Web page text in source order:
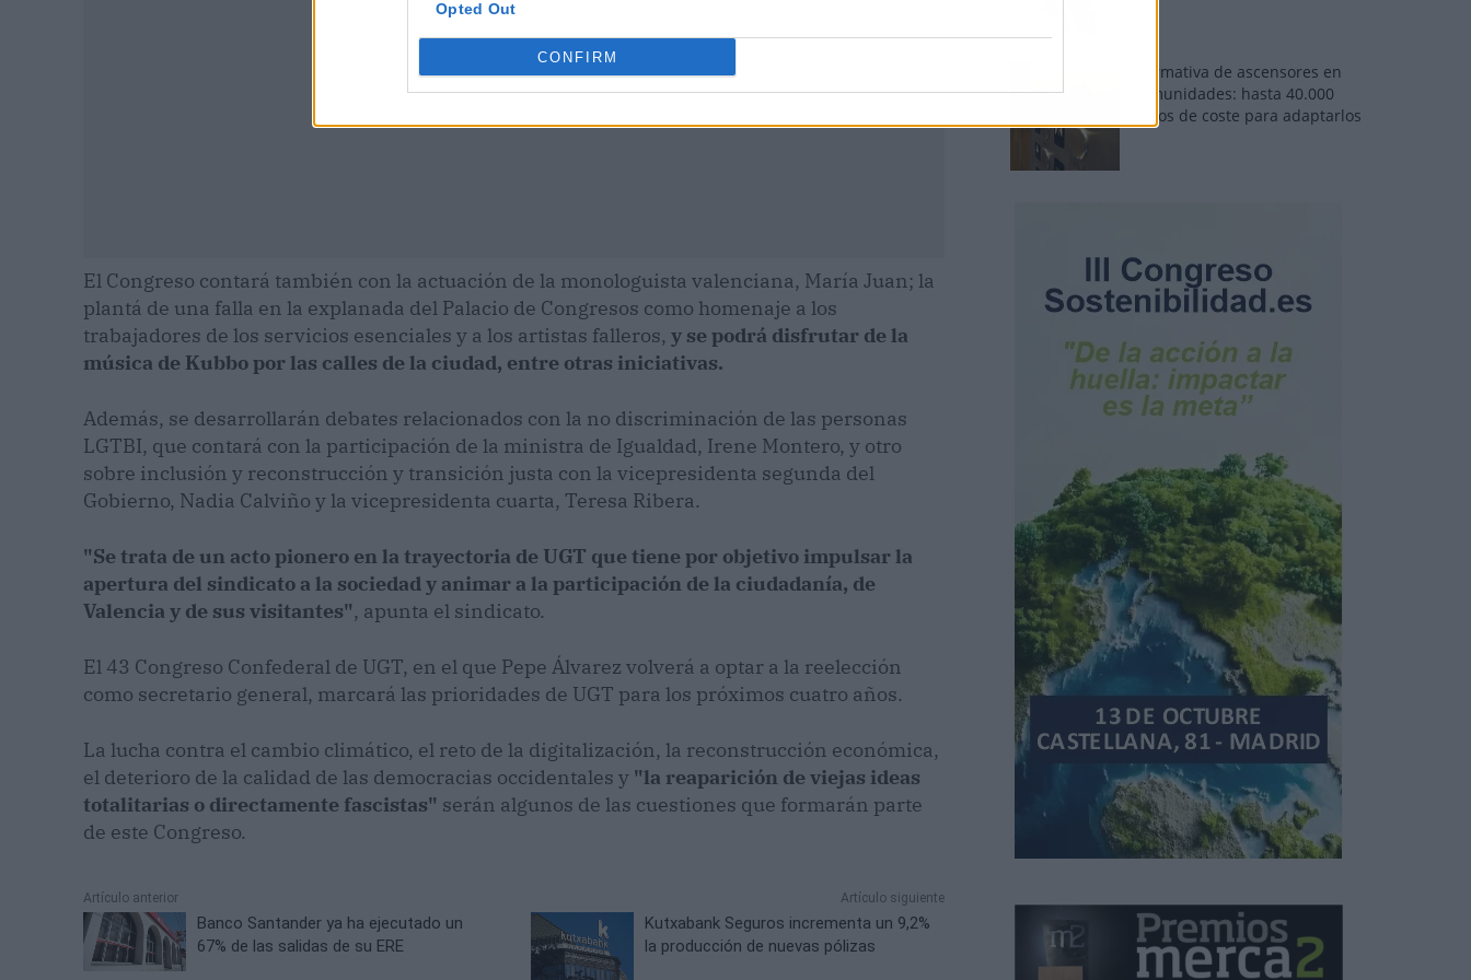
Opted Out
CONFIRM
El Congreso contará también con la actuación de la monologuista valenciana, María Juan; la
plantá de una falla en la explanada del Palacio de Congresos como homenaje a los
trabajadores de los servicios esenciales y a los artistas falleros, y se podrá disfrutar de la
música de Kubbo por las calles de la ciudad, entre otras iniciativas.
Además, se desarrollarán debates relacionados con la no discriminación de las personas
LGTBI, que contará con la participación de la ministra de Igualdad, Irene Montero, y otro
sobre inclusión y reconstrucción y transición justa con la vicepresidenta segunda del
Gobierno, Nadia Calviño y la vicepresidenta cuarta, Teresa Ribera.
"Se trata de un acto pionero en la trayectoria de UGT que tiene por objetivo impulsar la
apertura del sindicato a la sociedad y animar a la participación de la ciudadanía, de
Valencia y de sus visitantes", apunta el sindicato.
El 43 Congreso Confederal de UGT, en el que Pepe Álvarez volverá a optar a la reelección
como secretario general, marcará las prioridades de UGT para los próximos cuatro años.
La lucha contra el cambio climático, el reto de la digitalización, la reconstrucción económica,
el deterioro de la calidad de las democracias occidentales y "la reaparición de viejas ideas
totalitarias o directamente fascistas" serán algunos de las cuestiones que formarán parte
de este Congreso.
Artículo anterior
Banco Santander ya ha ejecutado un
67% de las salidas de su ERE
Artículo siguiente
Kutxabank Seguros incrementa un 9,2%
la producción de nuevas pólizas
Normativa de ascensores en
comunidades: hasta 40.000
euros de coste para adaptarlos